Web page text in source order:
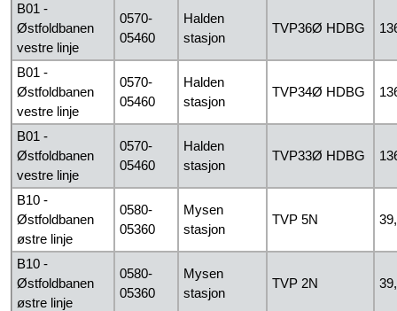
B01 -
Østfoldbanen
vestre linje
0570-
05460
Halden
stasjon
TVP36Ø HDBG
B01 -
Østfoldbanen
vestre linje
0570-
05460
Halden
stasjon
TVP34Ø HDBG
B01 -
Østfoldbanen
vestre linje
0570-
05460
Halden
stasjon
TVP33Ø HDBG
B10 -
Østfoldbanen
østre linje
0580-
05360
Mysen
stasjon
TVP 5N
B10 -
Østfoldbanen
østre linje
0580-
05360
Mysen
stasjon
TVP 2N